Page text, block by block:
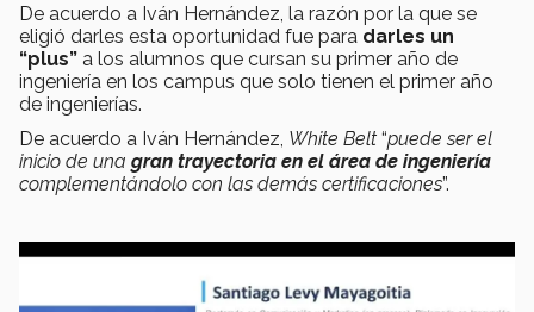
De acuerdo a Iván Hernández, la razón por la que se
eligió darles esta oportunidad fue para darles un
“plus” a los alumnos que cursan su primer año de
ingeniería en los campus que solo tienen el primer año
de ingenierías.
De acuerdo a Iván Hernández, White Belt “puede ser el
inicio de una gran trayectoria en el área de ingeniería
complementándolo con las demás certificaciones”.